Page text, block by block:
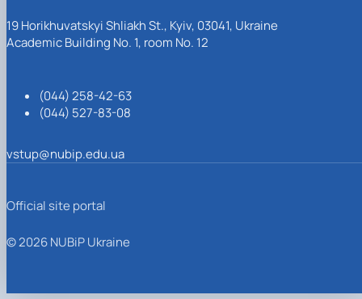
19 Horikhuvatskyi Shliakh St., Kyiv, 03041, Ukraine
Academic Building No. 1, room No. 12
(044) 258-42-63
(044) 527-83-08
vstup@nubip.edu.ua
Official site portal
© 2026 NUBiP Ukraine